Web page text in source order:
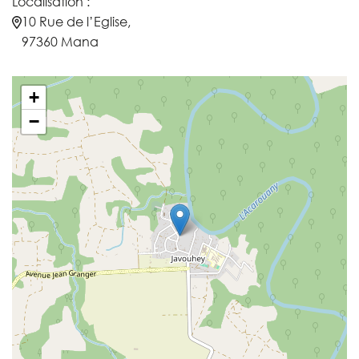
10 Rue de l’Eglise,
97360 Mana
+
−